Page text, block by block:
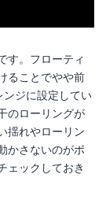
す。フローティ
ることでやや前
ジに設定してい
のローリングが
揺れやローリン
かさないのがポ
ェックしておき